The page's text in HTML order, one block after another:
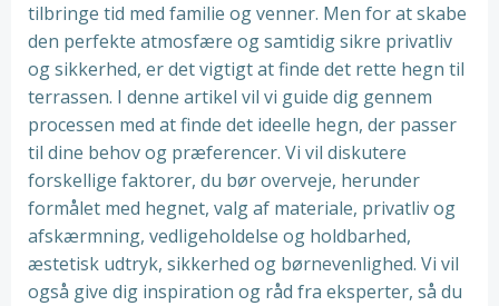
tilbringe tid med familie og venner. Men for at skabe
den perfekte atmosfære og samtidig sikre privatliv
og sikkerhed, er det vigtigt at finde det rette hegn til
terrassen. I denne artikel vil vi guide dig gennem
processen med at finde det ideelle hegn, der passer
til dine behov og præferencer. Vi vil diskutere
forskellige faktorer, du bør overveje, herunder
formålet med hegnet, valg af materiale, privatliv og
afskærmning, vedligeholdelse og holdbarhed,
æstetisk udtryk, sikkerhed og børnevenlighed. Vi vil
også give dig inspiration og råd fra eksperter, så du